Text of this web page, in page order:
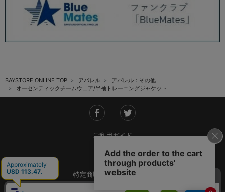
BAYSTORE ONLINE TOP アパレル
アパレル：その他
オーセンティックチームウェア/半袖トレーニングジャケット
ご利用ガイド
会社概要
特定商取引法に基づく表記